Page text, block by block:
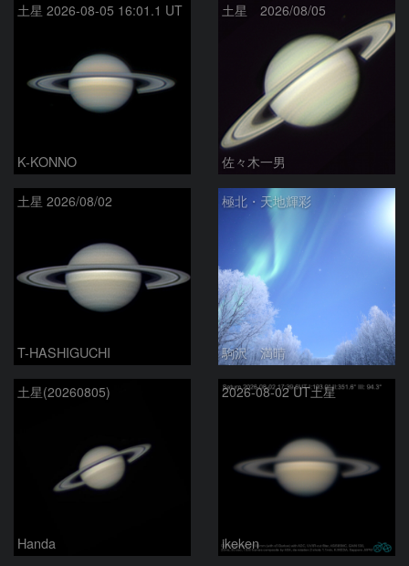
土星 2026-08-05 16:01.1 UT
K-KONNO
土星 2026/08/05
佐々木一男
土星 2026/08/02
T-HASHIGUCHI
極北・天地輝彩
駒沢 満晴
土星(20260805)
Handa
2026-08-02 UT土星
ikeken